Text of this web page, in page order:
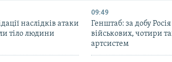
наслідків атаки
тіло людини
09:49
Генштаб: за добу
військових, чотири
артсистем